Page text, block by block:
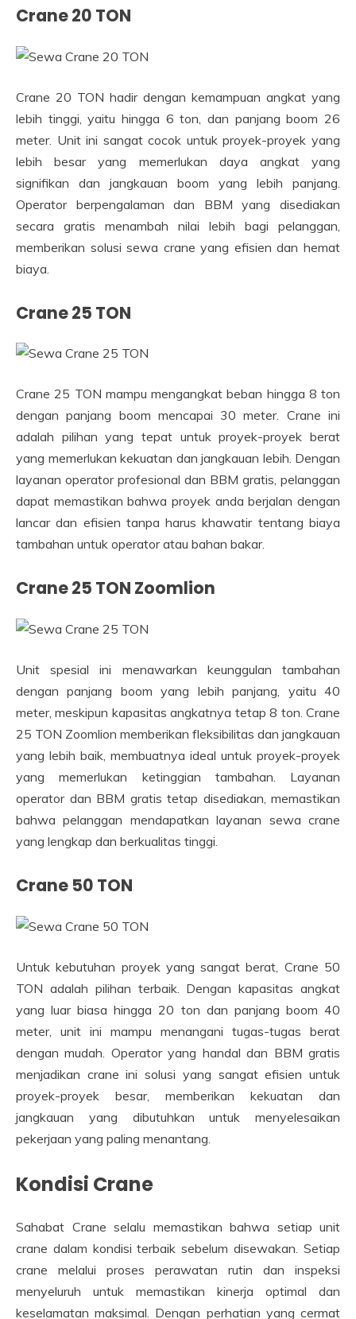
Crane 20 TON
Crane 20 TON hadir dengan kemampuan angkat yang
lebih tinggi, yaitu hingga 6 ton, dan panjang boom 26
meter. Unit ini sangat cocok untuk proyek-proyek yang
lebih besar yang memerlukan daya angkat yang
signifikan dan jangkauan boom yang lebih panjang.
Operator berpengalaman dan BBM yang disediakan
secara gratis menambah nilai lebih bagi pelanggan,
memberikan solusi sewa crane yang efisien dan hemat
biaya.
Crane 25 TON
Crane 25 TON mampu mengangkat beban hingga 8 ton
dengan panjang boom mencapai 30 meter. Crane ini
adalah pilihan yang tepat untuk proyek-proyek berat
yang memerlukan kekuatan dan jangkauan lebih. Dengan
layanan operator profesional dan BBM gratis, pelanggan
dapat memastikan bahwa proyek anda berjalan dengan
lancar dan efisien tanpa harus khawatir tentang biaya
tambahan untuk operator atau bahan bakar.
Crane 25 TON Zoomlion
Unit spesial ini menawarkan keunggulan tambahan
dengan panjang boom yang lebih panjang, yaitu 40
meter, meskipun kapasitas angkatnya tetap 8 ton. Crane
25 TON Zoomlion memberikan fleksibilitas dan jangkauan
yang lebih baik, membuatnya ideal untuk proyek-proyek
yang memerlukan ketinggian tambahan. Layanan
operator dan BBM gratis tetap disediakan, memastikan
bahwa pelanggan mendapatkan layanan sewa crane
yang lengkap dan berkualitas tinggi.
Crane 50 TON
Untuk kebutuhan proyek yang sangat berat, Crane 50
TON adalah pilihan terbaik. Dengan kapasitas angkat
yang luar biasa hingga 20 ton dan panjang boom 40
meter, unit ini mampu menangani tugas-tugas berat
dengan mudah. Operator yang handal dan BBM gratis
menjadikan crane ini solusi yang sangat efisien untuk
proyek-proyek besar, memberikan kekuatan dan
jangkauan yang dibutuhkan untuk menyelesaikan
pekerjaan yang paling menantang.
Kondisi Crane
Sahabat Crane selalu memastikan bahwa setiap unit
crane dalam kondisi terbaik sebelum disewakan. Setiap
crane melalui proses perawatan rutin dan inspeksi
menyeluruh untuk memastikan kinerja optimal dan
keselamatan maksimal. Dengan perhatian yang cermat